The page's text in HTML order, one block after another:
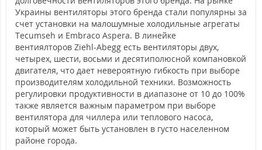
Украины вентиляторы этого бренда стали популярны за
счет установки на малошумные холодильные агрегаты
Tecumseh и Embraco Aspera. В линейке
вентиялторов Ziehl-Abegg есть вентиляторы двух,
четырех, шести, восьми и десятиполюсной компановкой
двигателя, что дает невероятную гибкость при выборе
производителям холодильной техники. Возможность
регулировки продуктивности в диапазоне от 10 до 100%
также является важным параметром при выборе
вентилятора для чиллера или теплового насоса,
который может быть установлен в густо населенном
районе города.